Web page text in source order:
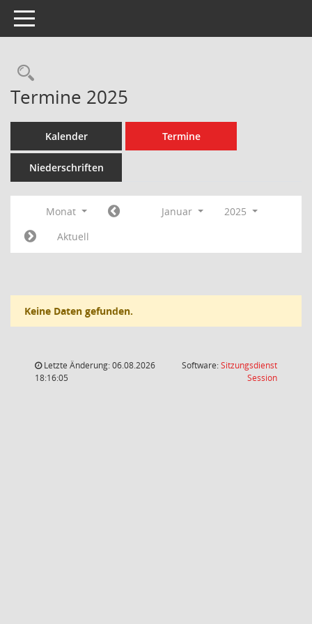
Toggle navigation
Rechercheauswahl
Termine 2025
Kalender Termine
Niederschriften
Monat Januar
2025
Aktuell
Keine Daten gefunden.
Letzte Änderung: 06.08.2026
18:16:05
Software:Sitzungsdienst
Session(Wird in